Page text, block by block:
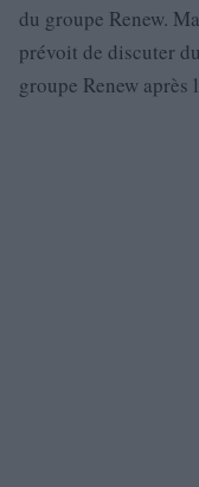
du groupe Renew.
prévoit de discuter
groupe Renew